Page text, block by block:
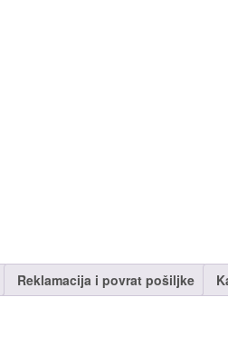
Reklamacija i povrat pošiljke